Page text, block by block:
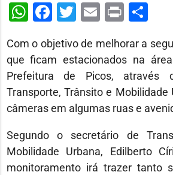
WhatsApp
Facebook
Twitter
Email
Print
Com o objetivo de melhorar a
que ficam estacionados na
Prefeitura de Picos, através
Transporte, Trânsito e Mobilidade
câmeras em algumas ruas e
Segundo o secretário de
Mobilidade Urbana, Edilberto
monitoramento irá trazer tanto